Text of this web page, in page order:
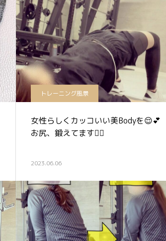
トレーニング風景
女性らしくカッコいい美Bodyを😌💕
お尻、鍛えてます🏋️‍♀️
2023.06.06